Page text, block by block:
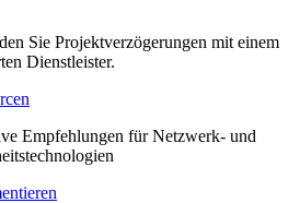
Sie Projektverzögerungen mit einem
Dienstleister.
Empfehlungen für Netzwerk- und